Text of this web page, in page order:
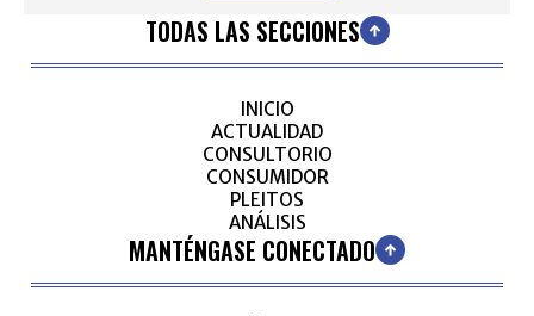
TODAS LAS SECCIONES
INICIO
ACTUALIDAD
CONSULTORIO
CONSUMIDOR
PLEITOS
ANÁLISIS
MANTÉNGASE CONECTADO